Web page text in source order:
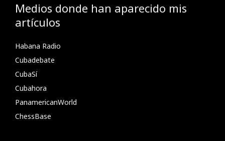
Medios donde han aparecido mis
artículos
Habana Radio
Cubadebate
CubaSí
Cubahora
PanamericanWorld
ChessBase